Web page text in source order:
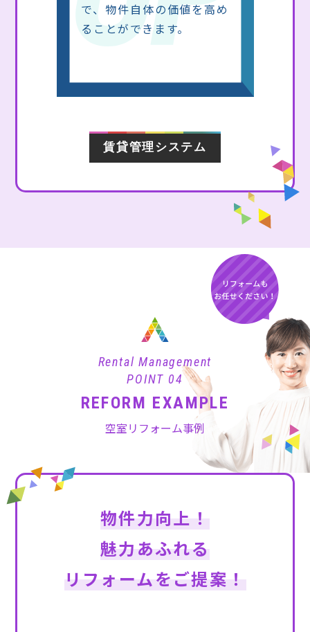
で、物件自体の価値を高め
ることができます。
賃貸管理システム
Rental Management
POINT 04
REFORM EXAMPLE
空室リフォーム事例
物件力向上！
魅力あふれる
リフォームをご提案！